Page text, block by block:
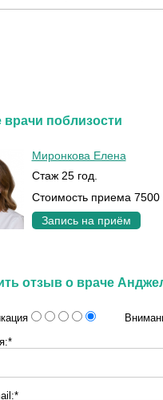
врачи поблизости
Миронкова Елена
Стаж 25 год.
Стоимость приема 7500
Запись на приём
отзыв о враче